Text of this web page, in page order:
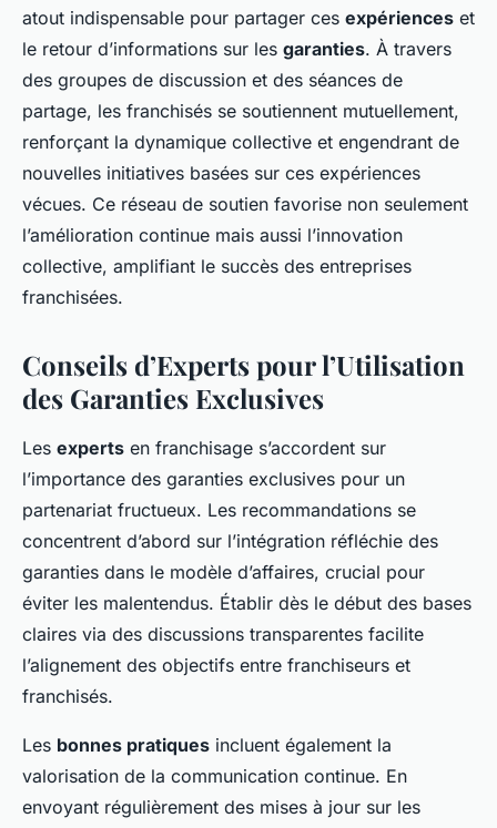
atout indispensable pour partager ces expériences et
le retour d’informations sur les garanties. À travers
des groupes de discussion et des séances de
partage, les franchisés se soutiennent mutuellement,
renforçant la dynamique collective et engendrant de
nouvelles initiatives basées sur ces expériences
vécues. Ce réseau de soutien favorise non seulement
l’amélioration continue mais aussi l’innovation
collective, amplifiant le succès des entreprises
franchisées.
Conseils d’Experts pour l’Utilisation
des Garanties Exclusives
Les experts en franchisage s’accordent sur
l’importance des garanties exclusives pour un
partenariat fructueux. Les recommandations se
concentrent d’abord sur l’intégration réfléchie des
garanties dans le modèle d’affaires, crucial pour
éviter les malentendus. Établir dès le début des bases
claires via des discussions transparentes facilite
l’alignement des objectifs entre franchiseurs et
franchisés.
Les bonnes pratiques incluent également la
valorisation de la communication continue. En
envoyant régulièrement des mises à jour sur les